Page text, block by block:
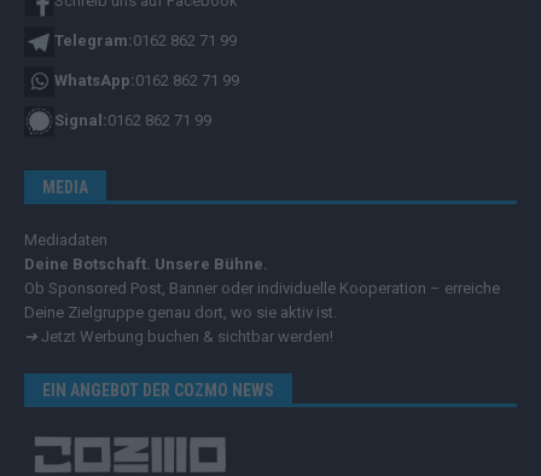
Telegram:0162 862 71 99
WhatsApp:0162 862 71 99
Signal:0162 862 71 99
MEDIA
Mediadaten
Deine Botschaft. Unsere Bühne.
Ob Sponsored Post, Banner oder individuelle Kooperation – erreiche
Deine Zielgruppe genau dort, wo sie aktiv ist.
➔ Jetzt Werbung buchen & sichtbar werden!
EIN ANGEBOT DER COZMO NEWS